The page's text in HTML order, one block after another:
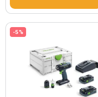
-5%